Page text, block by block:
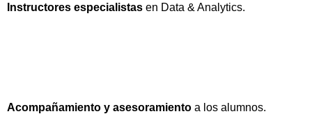
Instructores especialistas en Data & Analytics.
Acompañamiento y asesoramiento a los alumnos.